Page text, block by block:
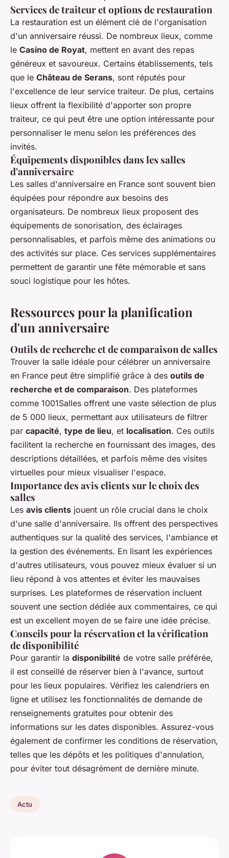
Services de traiteur et options de restauration
La restauration est un élément clé de l'organisation
d'un anniversaire réussi. De nombreux lieux, comme
le Casino de Royat, mettent en avant des repas
généreux et savoureux. Certains établissements, tels
que le Château de Serans, sont réputés pour
l'excellence de leur service traiteur. De plus, certains
lieux offrent la flexibilité d'apporter son propre
traiteur, ce qui peut être une option intéressante pour
personnaliser le menu selon les préférences des
invités.
Équipements disponibles dans les salles
d'anniversaire
Les salles d'anniversaire en France sont souvent bien
équipées pour répondre aux besoins des
organisateurs. De nombreux lieux proposent des
équipements de sonorisation, des éclairages
personnalisables, et parfois même des animations ou
des activités sur place. Ces services supplémentaires
permettent de garantir une fête mémorable et sans
souci logistique pour les hôtes.
Ressources pour la planification
d'un anniversaire
Outils de recherche et de comparaison de salles
Trouver la salle idéale pour célébrer un anniversaire
en France peut être simplifié grâce à des outils de
recherche et de comparaison. Des plateformes
comme 1001Salles offrent une vaste sélection de plus
de 5 000 lieux, permettant aux utilisateurs de filtrer
par capacité, type de lieu, et localisation. Ces outils
facilitent la recherche en fournissant des images, des
descriptions détaillées, et parfois même des visites
virtuelles pour mieux visualiser l'espace.
Importance des avis clients sur le choix des
salles
Les avis clients jouent un rôle crucial dans le choix
d'une salle d'anniversaire. Ils offrent des perspectives
authentiques sur la qualité des services, l'ambiance et
la gestion des événements. En lisant les expériences
d'autres utilisateurs, vous pouvez mieux évaluer si un
lieu répond à vos attentes et éviter les mauvaises
surprises. Les plateformes de réservation incluent
souvent une section dédiée aux commentaires, ce qui
est un excellent moyen de se faire une idée précise.
Conseils pour la réservation et la vérification
de disponibilité
Pour garantir la disponibilité de votre salle préférée,
il est conseillé de réserver bien à l'avance, surtout
pour les lieux populaires. Vérifiez les calendriers en
ligne et utilisez les fonctionnalités de demande de
renseignements gratuites pour obtenir des
informations sur les dates disponibles. Assurez-vous
également de confirmer les conditions de réservation,
telles que les dépôts et les politiques d'annulation,
pour éviter tout désagrément de dernière minute.
Actu